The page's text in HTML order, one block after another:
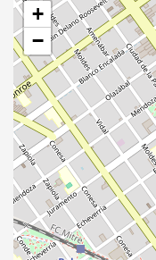
+
−